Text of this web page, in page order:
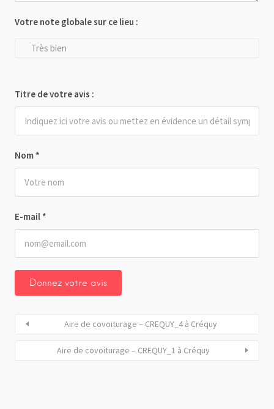
Nom *
E-mail *
Votre note globale sur ce lieu :
Très bien
Titre de votre avis :
Aire de covoiturage – CREQUY_4 à Créquy
Aire de covoiturage – CREQUY_1 à Créquy